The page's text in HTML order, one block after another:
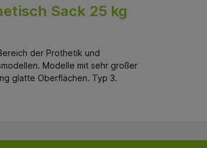
Sack 25 kg
der Prothetik und
Modelle mit sehr großer
glatte Oberflächen. Typ 3.